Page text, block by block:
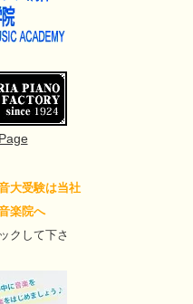
大受験は当社
楽院へ
クして下さ